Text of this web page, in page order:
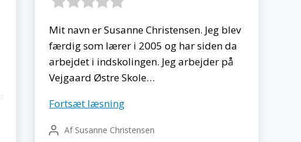
Mit navn er Susanne Christensen. Jeg blev
færdig som lærer i 2005 og har siden da
arbejdet i indskolingen. Jeg arbejder på
Vejgaard Østre Skole…
Fortsæt læsningIdeer
indskolingen
Indlægsforfatter
Af Susanne Christensen